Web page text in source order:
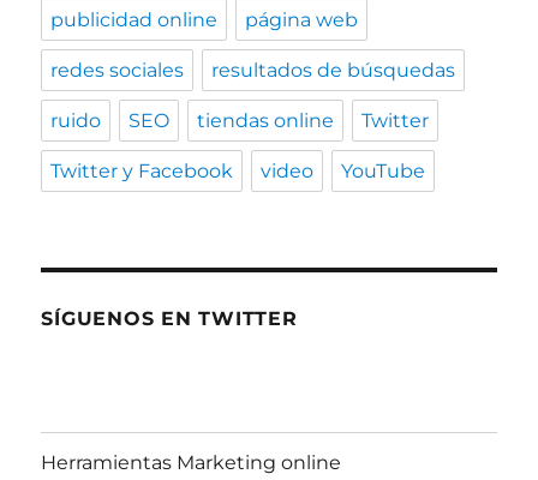
publicidad online página web
redes sociales resultados de búsquedas
ruido SEO tiendas online Twitter
Twitter y Facebook video YouTube
SÍGUENOS EN TWITTER
Herramientas Marketing online